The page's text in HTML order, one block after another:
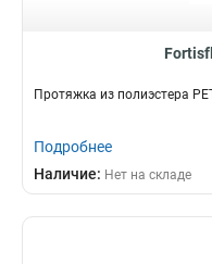
Протяжка из полиэстера
Подробнее
Наличие: Нет на складе